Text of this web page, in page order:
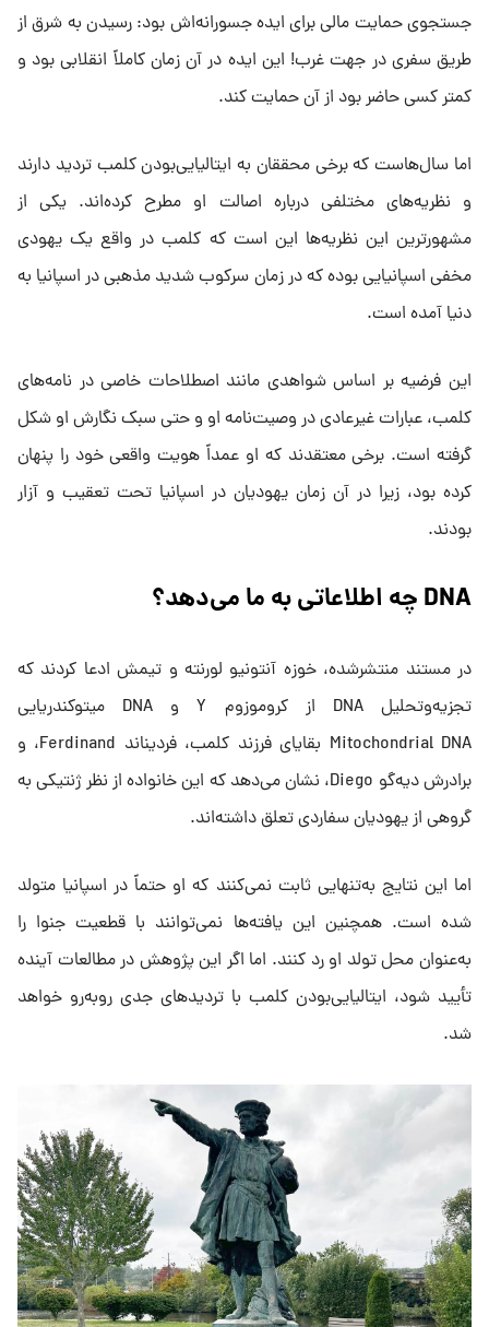
جستجوی حمایت مالی برای ایده جسورانه‌اش بود: رسیدن به شرق از
طریق سفری در جهت غرب! این ایده در آن زمان کاملاً انقلابی بود و
کمتر کسی حاضر بود از آن حمایت کند.
اما سال‌هاست که برخی محققان به ایتالیایی‌بودن کلمب تردید دارند
و نظریه‌های مختلفی درباره اصالت او مطرح کرده‌اند. یکی از
مشهورترین این نظریه‌ها این است که کلمب در واقع یک یهودی
مخفی اسپانیایی بوده که در زمان سرکوب شدید مذهبی در اسپانیا به
دنیا آمده است.
این فرضیه بر اساس شواهدی مانند اصطلاحات خاصی در نامه‌های
کلمب، عبارات غیرعادی در وصیت‌نامه او و حتی سبک نگارش او شکل
گرفته است. برخی معتقدند که او عمداً هویت واقعی خود را پنهان
کرده بود، زیرا در آن زمان یهودیان در اسپانیا تحت تعقیب و آزار
بودند.
DNA چه اطلاعاتی به ما می‌دهد؟
در مستند منتشرشده، خوزه آنتونیو لورنته و تیمش ادعا کردند که
تجزیه‌وتحلیل DNA از کروموزوم Y و DNA میتوکندریایی
Mitochondrial DNA بقایای فرزند کلمب، فردیناند Ferdinand، و
برادرش دیه‌گو Diego، نشان می‌دهد که این خانواده از نظر ژنتیکی به
گروهی از یهودیان سفاردی تعلق داشته‌اند.
اما این نتایج به‌تنهایی ثابت نمی‌کنند که او حتماً در اسپانیا متولد
شده است. همچنین این یافته‌ها نمی‌توانند با قطعیت جنوا را
به‌عنوان محل تولد او رد کنند. اما اگر این پژوهش در مطالعات آینده
تأیید شود، ایتالیایی‌بودن کلمب با تردیدهای جدی روبه‌رو خواهد
شد.